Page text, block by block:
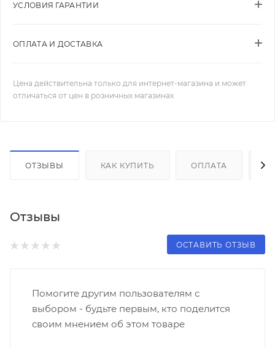
УСЛОВИЯ ГАРАНТИИ
ОПЛАТА И ДОСТАВКА
Цена действительна только для интернет-магазина и может
отличаться от цен в розничных магазинах
ОТЗЫВЫ КАК КУПИТЬ ОПЛАТА
Отзывы
ОСТАВИТЬ ОТЗЫВ
Помогите другим пользователям с
выбором - будьте первым, кто поделится
своим мнением об этом товаре